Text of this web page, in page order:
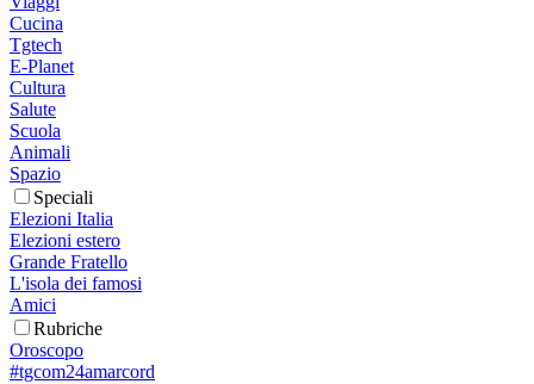
Cucina
Tgtech
E-Planet
Cultura
Salute
Scuola
Animali
Spazio
Speciali
Elezioni Italia
Elezioni estero
Grande Fratello
L'isola dei famosi
Amici
Rubriche
Oroscopo
#tgcom24amarcord